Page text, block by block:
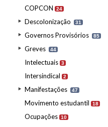
COPCON 24
Descolonização 31
Governos Provisórios 85
Greves 44
Intelectuais 3
Intersindical 2
Manifestações 47
Movimento estudantil 18
Ocupações 10